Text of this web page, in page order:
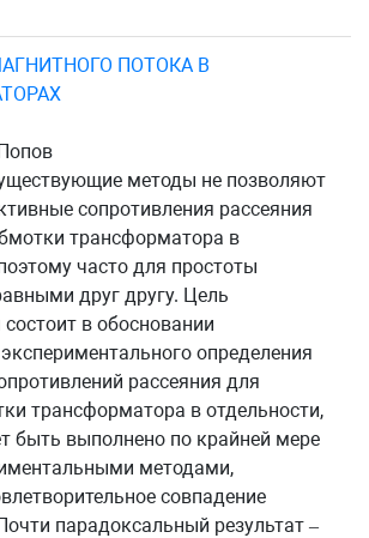
ПОТОКА В
методы не позволяют
сопротивления рассеяния
трансформатора в
часто для простоты
друг другу. Цель
в обосновании
определения
рассеяния для
трансформатора в отдельности,
быть выполнено по крайней мере
методами,
совпадение
парадоксальный результат –